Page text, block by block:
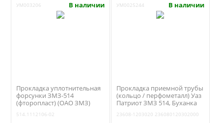
УМ003206 В наличии
Прокладка уплотнительная
форсунки ЗМЗ-514
(фторопласт) (ОАО ЗМЗ)
514.1112106-02
УМ0025244 В наличии
Прокладка приемной трубы
(кольцо / перфометалл) Уаз
Патриот ЗМЗ 514, Буханка
1203020
23608-1203020 236080120302000